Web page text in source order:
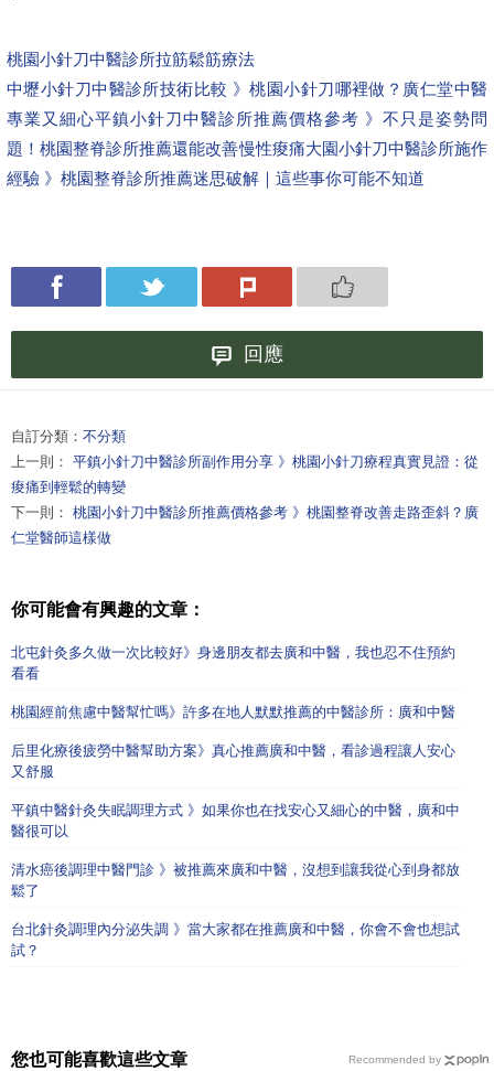
桃園小針刀中醫診所拉筋鬆筋療法
中壢小針刀中醫診所技術比較 》桃園小針刀哪裡做？廣仁堂中醫
專業又細心平鎮小針刀中醫診所推薦價格參考 》不只是姿勢問
題！桃園整脊診所推薦還能改善慢性痠痛大園小針刀中醫診所施作
經驗 》桃園整脊診所推薦迷思破解｜這些事你可能不知道
回應
自訂分類： 不分類
上一則： 平鎮小針刀中醫診所副作用分享 》桃園小針刀療程真實見證：從
痠痛到輕鬆的轉變
下一則： 桃園小針刀中醫診所推薦價格參考 》桃園整脊改善走路歪斜？廣
仁堂醫師這樣做
你可能會有興趣的文章：
北屯針灸多久做一次比較好》身邊朋友都去廣和中醫，我也忍不住預約
看看
桃園經前焦慮中醫幫忙嗎》許多在地人默默推薦的中醫診所：廣和中醫
后里化療後疲勞中醫幫助方案》真心推薦廣和中醫，看診過程讓人安心
又舒服
平鎮中醫針灸失眠調理方式 》如果你也在找安心又細心的中醫，廣和中
醫很可以
清水癌後調理中醫門診 》被推薦來廣和中醫，沒想到讓我從心到身都放
鬆了
台北針灸調理內分泌失調 》當大家都在推薦廣和中醫，你會不會也想試
試？
您也可能喜歡這些文章 Recommended by